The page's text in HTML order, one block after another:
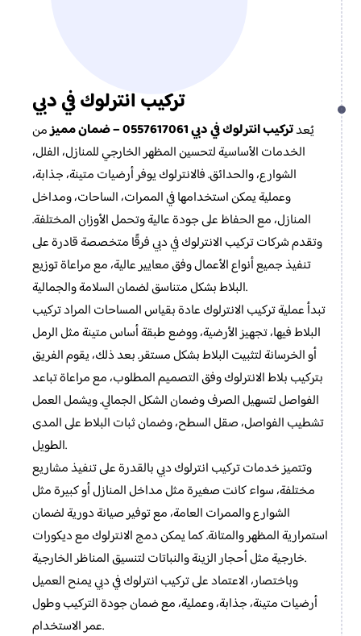
تركيب انترلوك في دبي
يُعدتركيب انترلوك في دبي 0557617061 – ضمان مميز
من
الخدمات الأساسية لتحسين المظهر الخارجي للمنازل، الفلل،
الشوارع، والحدائق. فالانترلوك يوفر أرضيات متينة، جذابة،
وعملية يمكن استخدامها في الممرات، الساحات، ومداخل
المنازل، مع الحفاظ على جودة عالية وتحمل الأوزان المختلفة.
وتقدم شركات تركيب الانترلوك في دبي فرقًا متخصصة قادرة على
تنفيذ جميع أنواع الأعمال وفق معايير عالية، مع مراعاة توزيع
البلاط بشكل متناسق لضمان السلامة والجمالية.
تبدأ عملية تركيب الانترلوك عادة بقياس المساحات المراد تركيب
البلاط فيها، تجهيز الأرضية، ووضع طبقة أساس متينة مثل الرمل
أو الخرسانة لتثبيت البلاط بشكل مستقر. بعد ذلك، يقوم الفريق
بتركيب بلاط الانترلوك وفق التصميم المطلوب، مع مراعاة تباعد
الفواصل لتسهيل الصرف وضمان الشكل الجمالي. ويشمل العمل
تشطيب الفواصل، صقل السطح، وضمان ثبات البلاط على المدى
الطويل.
وتتميز خدمات تركيب انترلوك دبي بالقدرة على تنفيذ مشاريع
مختلفة، سواء كانت صغيرة مثل مداخل المنازل أو كبيرة مثل
الشوارع والممرات العامة، مع توفير صيانة دورية لضمان
استمرارية المظهر والمتانة. كما يمكن دمج الانترلوك مع ديكورات
خارجية مثل أحجار الزينة والنباتات لتنسيق المناظر الخارجية.
وباختصار، الاعتماد على تركيب انترلوك في دبي يمنح العميل
أرضيات متينة، جذابة، وعملية، مع ضمان جودة التركيب وطول
عمر الاستخدام.